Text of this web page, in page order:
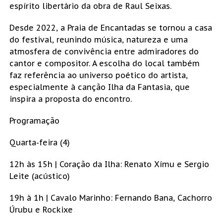
espírito libertário da obra de Raul Seixas.
Desde 2022, a Praia de Encantadas se tornou a casa
do festival, reunindo música, natureza e uma
atmosfera de convivência entre admiradores do
cantor e compositor. A escolha do local também
faz referência ao universo poético do artista,
especialmente à canção Ilha da Fantasia, que
inspira a proposta do encontro.
Programação
Quarta-feira (4)
12h às 15h | Coração da Ilha: Renato Xímu e Sergio
Leite (acústico)
19h à 1h | Cavalo Marinho: Fernando Bana, Cachorro
Úrubu e Rockixe